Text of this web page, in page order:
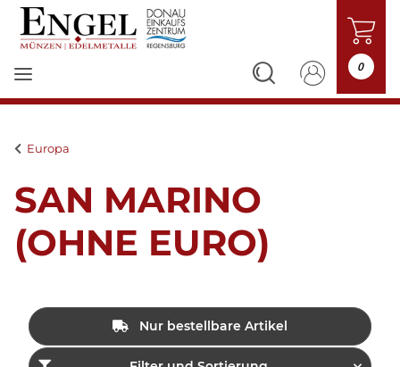
0
Europa
SAN MARINO
(OHNE EURO)
Nur bestellbare Artikel